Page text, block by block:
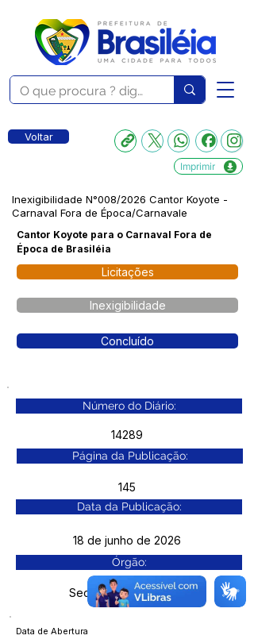
Voltar
Imprimir
Inexigibilidade N°008/2026 Cantor Koyote -
Carnaval Fora de Época/Carnavale
Cantor Koyote para o Carnaval Fora de
Época de Brasiléia
Licitações
Inexigibilidade
Concluído
Número do Diário:
14289
Página da Publicação:
145
Data da Publicação:
18 de junho de 2026
Órgão:
Sec. Cultura e Esporte
Data de Abertura